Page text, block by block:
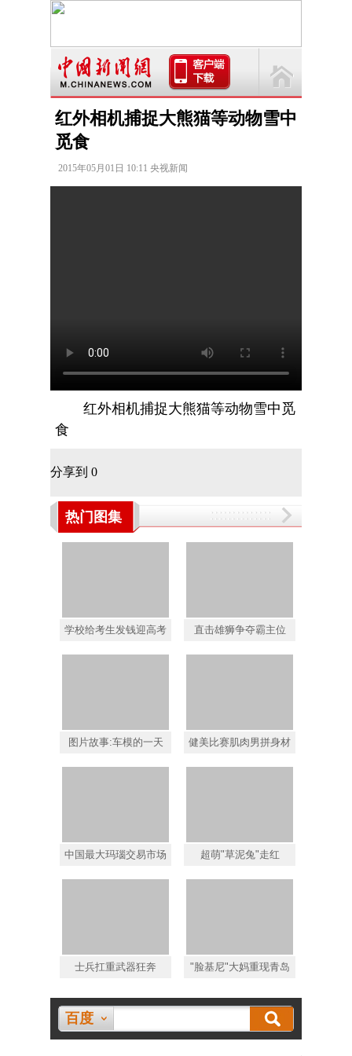
红外相机捕捉大熊猫等动物雪中
觅食
2015年05月01日 10:11 央视新闻
红外相机捕捉大熊猫等动物雪中觅
食
分享到 0
热门图集
学校给考生发钱迎高考 直击雄狮争夺霸主位
图片故事:车模的一天 健美比赛肌肉男拼身材
中国最大玛瑙交易市场 超萌"草泥兔"走红
士兵扛重武器狂奔 "脸基尼"大妈重现青岛
百度